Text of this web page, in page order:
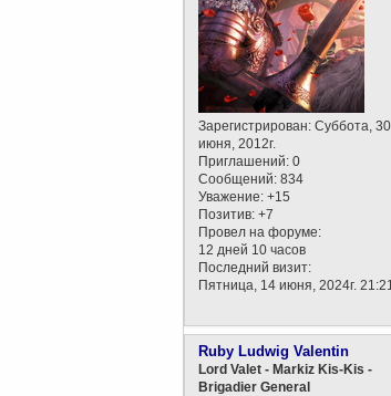
Зарегистрирован: Суббота, 30
июня, 2012г.
Приглашений: 0
Сообщений: 834
Уважение: +15
Позитив: +7
Провел на форуме:
12 дней 10 часов
Последний визит:
Пятница, 14 июня, 2024г. 21:21
Ruby Ludwig Valentin
Lord Valet - Markiz Kis-Kis -
Brigadier General